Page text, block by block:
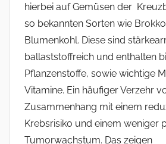
hierbei auf Gemüsen der
so bekannten Sorten wie
Blumenkohl. Diese sind
ballaststoffreich und enthalten
Pflanzenstoffe, sowie wichtige
Vitamine. Ein häufiger Verzehr
Zusammenhang mit einem
Krebsrisiko und einem weniger
Tumorwachstum. Das zeigen